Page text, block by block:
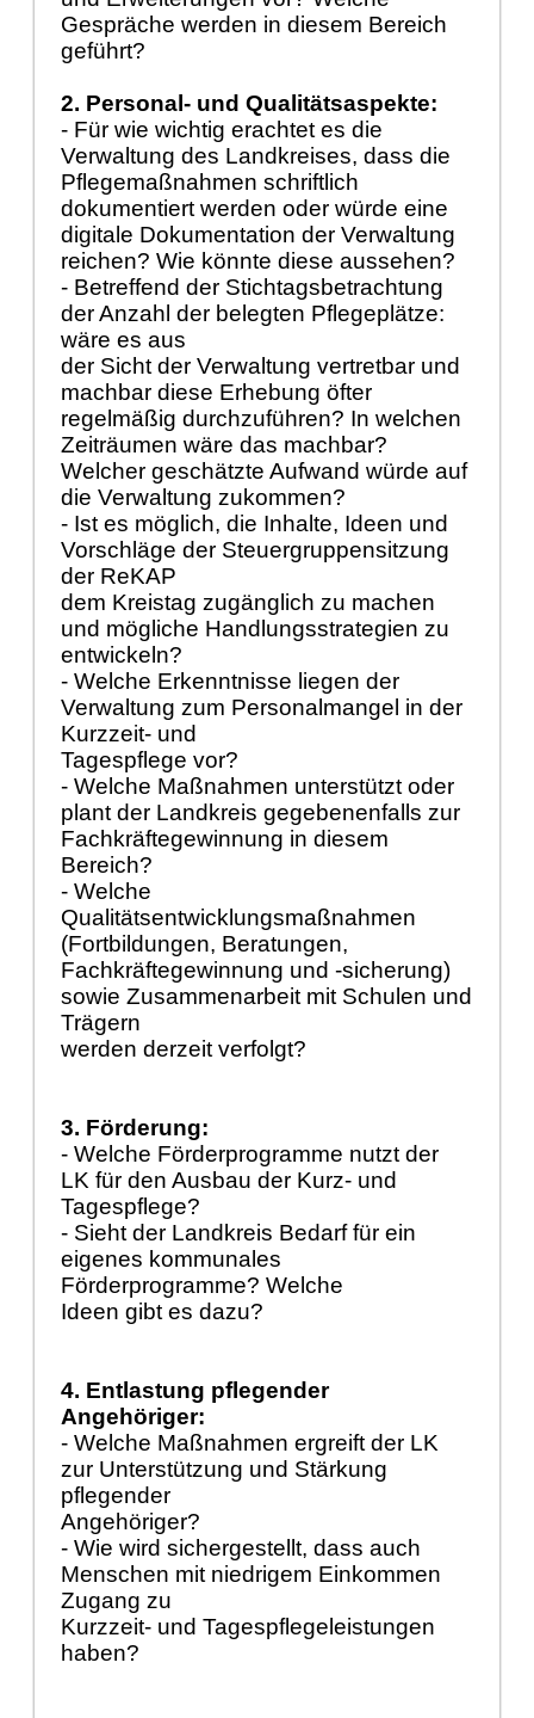
Gespräche werden in diesem Bereich
geführt?
2. Personal- und Qualitätsaspekte:
- Für wie wichtig erachtet es die
Verwaltung des Landkreises, dass die
Pflegemaßnahmen schriftlich
dokumentiert werden oder würde eine
digitale Dokumentation der Verwaltung
reichen? Wie könnte diese aussehen?
- Betreffend der Stichtagsbetrachtung
der Anzahl der belegten Pflegeplätze:
wäre es aus
der Sicht der Verwaltung vertretbar und
machbar diese Erhebung öfter
regelmäßig durchzuführen? In welchen
Zeiträumen wäre das machbar?
Welcher geschätzte Aufwand würde auf
die Verwaltung zukommen?
- Ist es möglich, die Inhalte, Ideen und
Vorschläge der Steuergruppensitzung
der ReKAP
dem Kreistag zugänglich zu machen
und mögliche Handlungsstrategien zu
entwickeln?
- Welche Erkenntnisse liegen der
Verwaltung zum Personalmangel in der
Kurzzeit- und
Tagespflege vor?
- Welche Maßnahmen unterstützt oder
plant der Landkreis gegebenenfalls zur
Fachkräftegewinnung in diesem
Bereich?
- Welche
Qualitätsentwicklungsmaßnahmen
(Fortbildungen, Beratungen,
Fachkräftegewinnung und -sicherung)
sowie Zusammenarbeit mit Schulen und
Trägern
werden derzeit verfolgt?
3. Förderung:
- Welche Förderprogramme nutzt der
LK für den Ausbau der Kurz- und
Tagespflege?
- Sieht der Landkreis Bedarf für ein
eigenes kommunales
Förderprogramme? Welche
Ideen gibt es dazu?
4. Entlastung pflegender
Angehöriger:
- Welche Maßnahmen ergreift der LK
zur Unterstützung und Stärkung
pflegender
Angehöriger?
- Wie wird sichergestellt, dass auch
Menschen mit niedrigem Einkommen
Zugang zu
Kurzzeit- und Tagespflegeleistungen
haben?